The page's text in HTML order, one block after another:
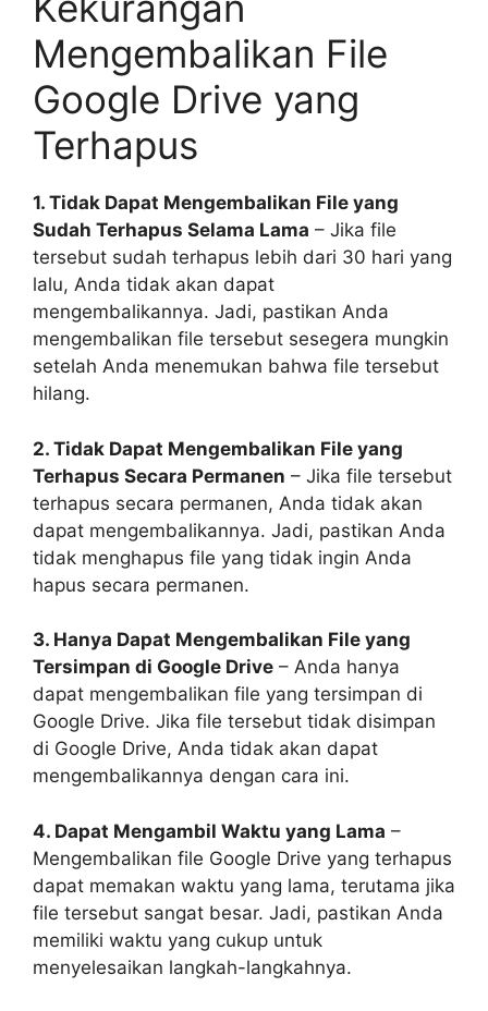
Mengembalikan File
Google Drive yang
Terhapus
1. Tidak Dapat Mengembalikan File yang
Sudah Terhapus Selama Lama – Jika file
tersebut sudah terhapus lebih dari 30 hari yang
lalu, Anda tidak akan dapat
mengembalikannya. Jadi, pastikan Anda
mengembalikan file tersebut sesegera mungkin
setelah Anda menemukan bahwa file tersebut
hilang.
2. Tidak Dapat Mengembalikan File yang
Terhapus Secara Permanen – Jika file tersebut
terhapus secara permanen, Anda tidak akan
dapat mengembalikannya. Jadi, pastikan Anda
tidak menghapus file yang tidak ingin Anda
hapus secara permanen.
3. Hanya Dapat Mengembalikan File yang
Tersimpan di Google Drive – Anda hanya
dapat mengembalikan file yang tersimpan di
Google Drive. Jika file tersebut tidak disimpan
di Google Drive, Anda tidak akan dapat
mengembalikannya dengan cara ini.
4. Dapat Mengambil Waktu yang Lama –
Mengembalikan file Google Drive yang terhapus
dapat memakan waktu yang lama, terutama jika
file tersebut sangat besar. Jadi, pastikan Anda
memiliki waktu yang cukup untuk
menyelesaikan langkah-langkahnya.